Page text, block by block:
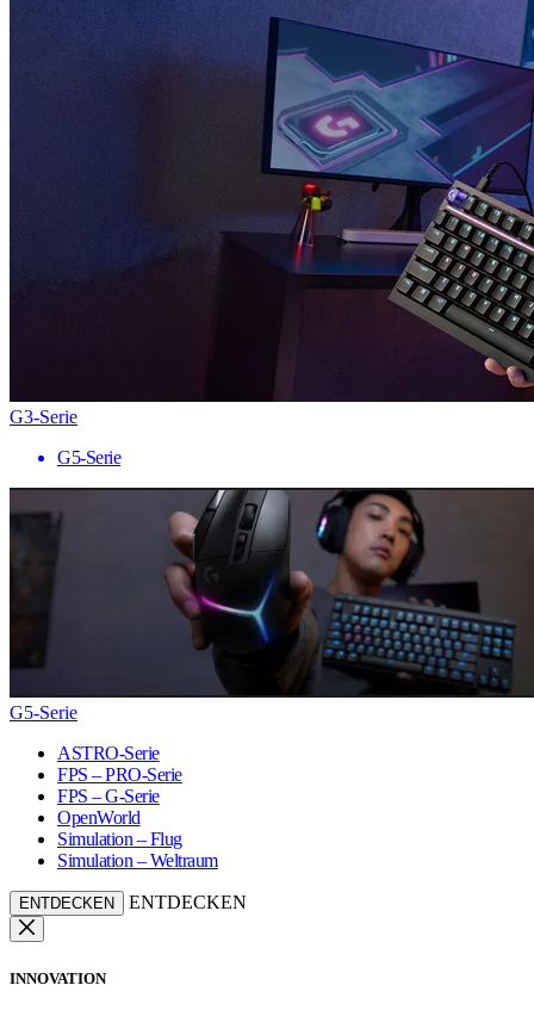
G3-Serie
G5-Serie
G5-Serie
ASTRO-Serie
FPS – PRO-Serie
FPS – G-Serie
OpenWorld
Simulation – Flug
Simulation – Weltraum
ENTDECKEN ENTDECKEN
INNOVATION